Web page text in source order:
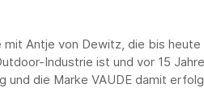
Antje von Dewitz, die bis heute
Industrie ist und vor 15
und die Marke VAUDE damit